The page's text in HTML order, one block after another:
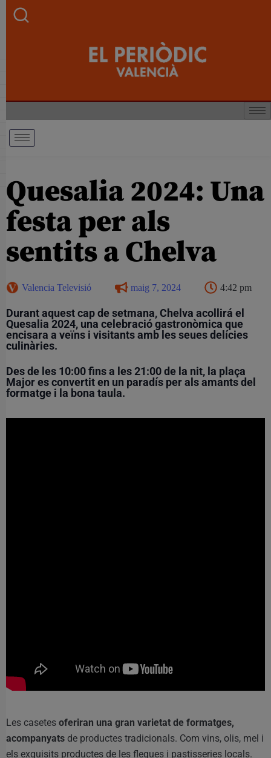
Quesalia 2024: Una
festa per als
sentits a Chelva
Valencia Televisió maig 7, 2024 4:42 pm
Durant aquest cap de setmana, Chelva acollirá el
Quesalia 2024, una celebració gastronòmica que
encisara a veïns i visitants amb les seues delícies
culinàries.
Des de les 10:00 fins a les 21:00 de la nit, la plaça
Major es convertit en un paradís per als amants del
formatge i la bona taula.
Les casetes oferiran una gran varietat de formatges,
acompanyats de productes tradicionals. Com vins, olis, mel i
els exquisits productes de les fleques i pastisseries locals.